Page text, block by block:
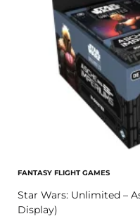
FANTASY FLIGHT GAMES
Star Wars: Unlimited –
Display)